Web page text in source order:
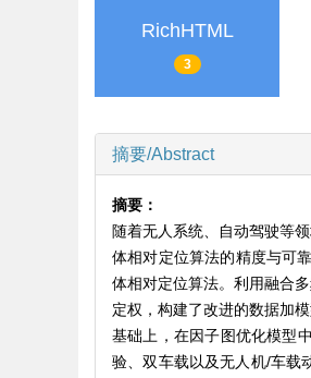
RichHTML
3
摘要/Abstract
摘要：
随着无人系统、自动驾驶等
体相对定位算法的精度与可
体相对定位算法。利用融合
定权，构建了改进的数据加
基础上，在因子图优化模型
验、双车载以及无人机/车载